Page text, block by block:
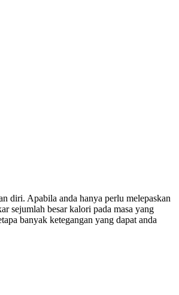
diri. Apabila anda hanya perlu melepaskan
sejumlah besar kalori pada masa yang
banyak ketegangan yang dapat anda